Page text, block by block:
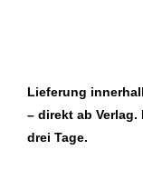
Lieferung
– direkt ab
drei Tage.